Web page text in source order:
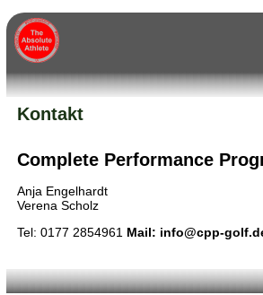
Kontakt
Complete Performance
Anja Engelhardt
Verena Scholz
Tel: 0177 2854961 Mail: info@cpp-